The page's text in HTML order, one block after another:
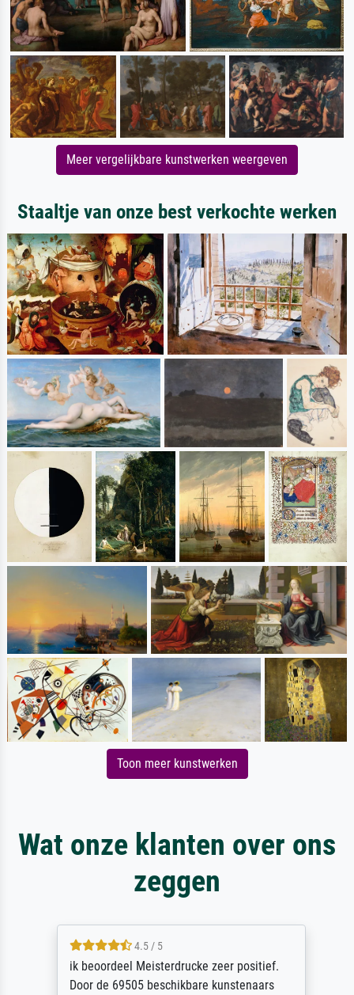
Meer vergelijkbare kunstwerken weergeven
Staaltje van onze best verkochte werken
Toon meer kunstwerken
Wat onze klanten over ons
zeggen
4.5 / 5
ik beoordeel Meisterdrucke zeer positief.
Door de 69505 beschikbare kunstenaars